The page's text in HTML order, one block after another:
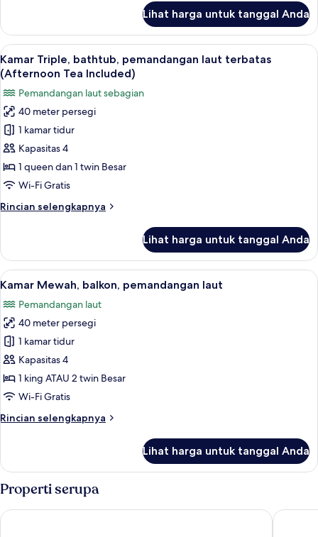
included)
Kamar
Twin
Deluks,
bathtub
(Window,
Afternoon
Tea
included)
Lihat harga untuk tanggal Anda
Lihat
semua
foto
untuk
Kamar
Triple,
bathtub,
pemandangan
laut
(Afternoon
Kamar Triple, bathtub,
11
Kamar Triple, bathtub, pemandangan laut terbatas
(Afternoon Tea Included)
Pemandangan laut sebagian
40 meter persegi
1 kamar tidur
Kapasitas 4
1 queen dan 1 twin Besar
Wi-Fi Gratis
Rincian selengkapnya
Rincian
Kamar
Triple,
bathtub,
laut
terbatas
(Afternoon
Tea
Included)
Lihat harga untuk tanggal Anda
Lihat
semua
foto
untuk
Kamar
Mewah,
balkon,
pemandangan
Seprai premium, bantalan ekstra
13
Kamar Mewah, balkon, pemandangan laut
Pemandangan laut
40 meter persegi
1 kamar tidur
Kapasitas 4
1 king ATAU 2 twin Besar
Wi-Fi Gratis
Rincian selengkapnya
Rincian
Kamar
balkon,
laut
Lihat harga untuk tanggal Anda
Properti serupa
Hilton Garden Inn Da Nang